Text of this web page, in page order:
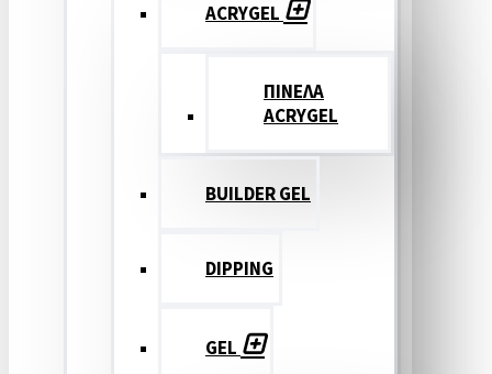
ACRYGEL
ΠΙΝΕΛΑ
ACRYGEL
BUILDER GEL
DIPPING
GEL